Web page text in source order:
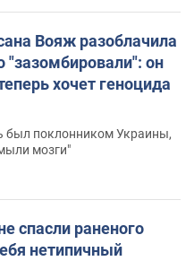
Вояж разоблачила
"зазомбировали": он
хочет геноцида
был поклонником Украины,
мозги"
спасли раненого
нетипичный